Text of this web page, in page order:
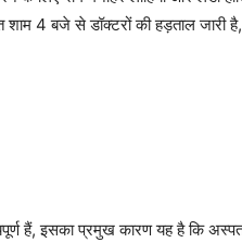
4 बजे से डॉक्टरों की हड़ताल जारी
हैं, इसका प्रमुख कारण यह है कि